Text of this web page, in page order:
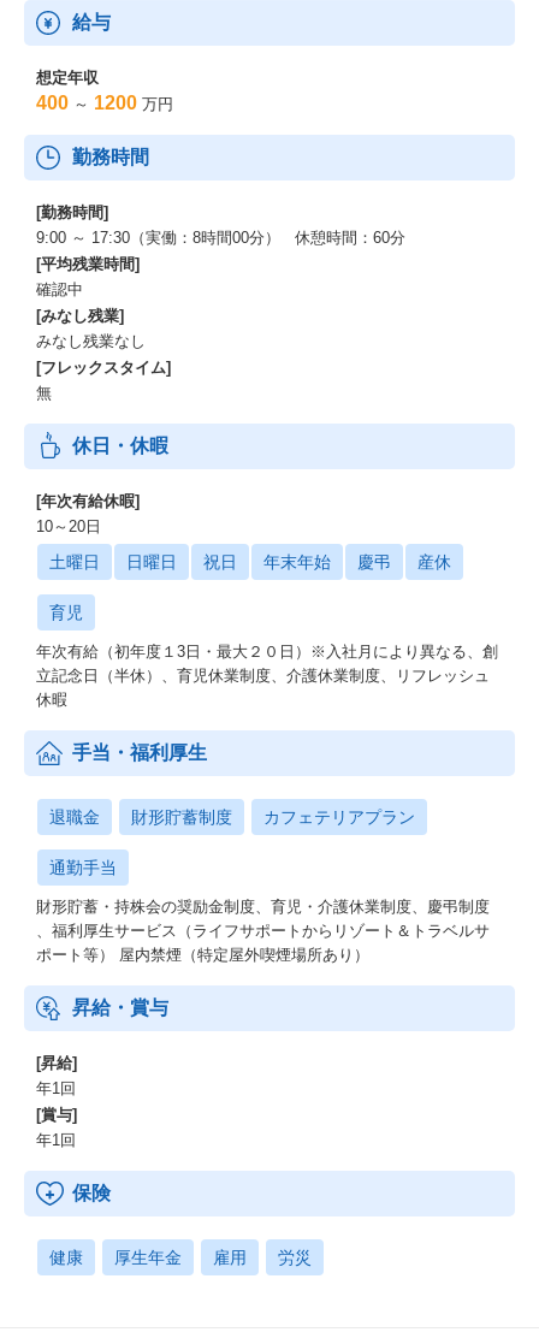
給与
想定年収
400 ～ 1200 万円
勤務時間
[勤務時間]
9:00 ～ 17:30（実働：8時間00分） 休憩時間：60分
[平均残業時間]
確認中
[みなし残業]
みなし残業なし
[フレックスタイム]
無
休日・休暇
[年次有給休暇]
10～20日
土曜日 日曜日 祝日 年末年始 慶弔 産休
育児
年次有給（初年度１3日・最大２０日）※入社月により異なる、創
立記念日（半休）、育児休業制度、介護休業制度、リフレッシュ
休暇
手当・福利厚生
退職金 財形貯蓄制度 カフェテリアプラン
通勤手当
財形貯蓄・持株会の奨励金制度、育児・介護休業制度、慶弔制度
、福利厚生サービス（ライフサポートからリゾート＆トラベルサ
ポート等） 屋内禁煙（特定屋外喫煙場所あり）
昇給・賞与
[昇給]
年1回
[賞与]
年1回
保険
健康 厚生年金 雇用 労災